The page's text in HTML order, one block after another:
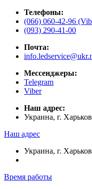
Телефоны:
(066) 060-42-96
(093) 290-41-00
Почта:
Мессенджеры:
Telegram
Viber
Наш адрес:
Украина, г.
Наш адрес
Украина, г.
Время работы